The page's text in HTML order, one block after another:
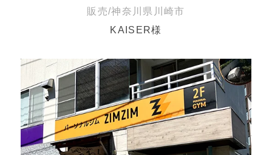
販売/神奈川県川崎市
KAISER様